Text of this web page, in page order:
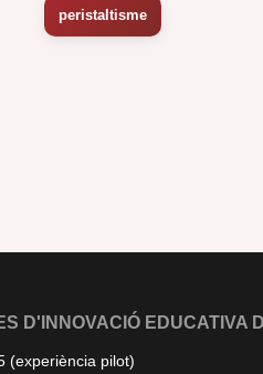
peristaltisme
D'INNOVACIÓ EDUCATIVA
(experiència pilot)